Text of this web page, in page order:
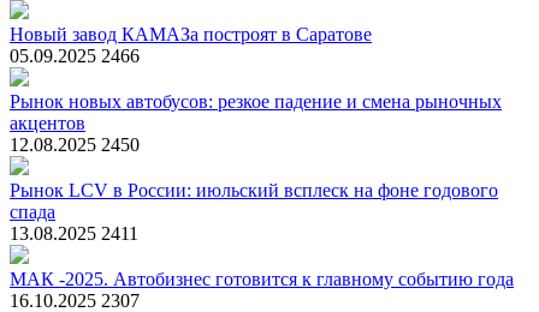
Новый завод КАМАЗа построят в Саратове
05.09.2025 2466
Рынок новых автобусов: резкое падение и смена рыночных
акцентов
12.08.2025 2450
Рынок LCV в России: июльский всплеск на фоне годового
спада
13.08.2025 2411
МАК -2025. Автобизнес готовится к главному событию года
16.10.2025 2307